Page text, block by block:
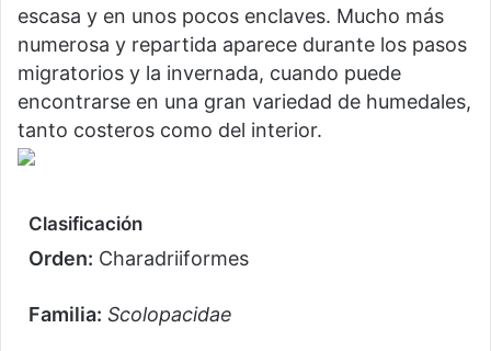
escasa y en unos pocos enclaves. Mucho más
numerosa y repartida aparece durante los pasos
migratorios y la invernada, cuando puede
encontrarse en una gran variedad de humedales,
tanto costeros como del interior.
Clasificación
Orden: Charadriiformes
Familia: Scolopacidae